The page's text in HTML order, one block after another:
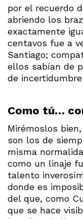
por el recuerdo
abriendo los
exactamente
centavos fue a
Santiago;
ellos sabían de
de
Como tú…
Mirémoslos
son los de
misma
como un linaje
talento
donde es
del que, como
que se hace